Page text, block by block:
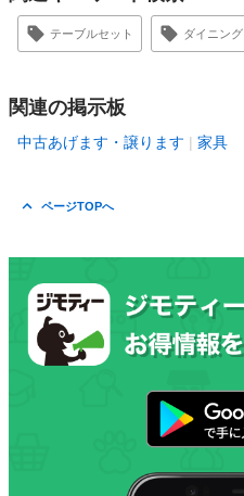
テーブルセット ダイニング
関連の掲示板
中古あげます・譲ります 家具
ページTOPへ